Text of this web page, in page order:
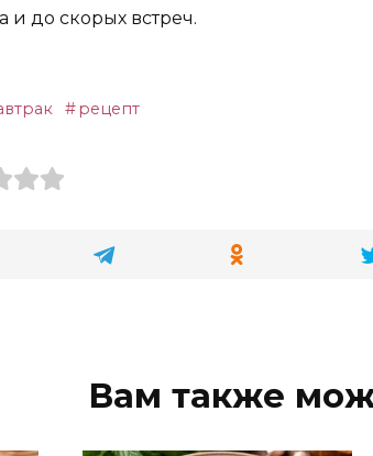
и до скорых встреч.
рецепт
Вам также